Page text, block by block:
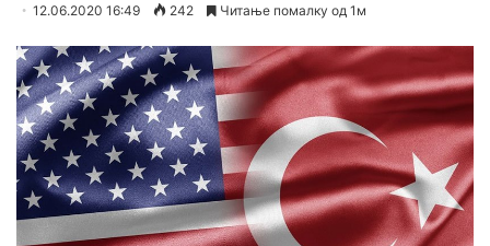
12.06.2020 16:49 242 Читање помалку од 1м